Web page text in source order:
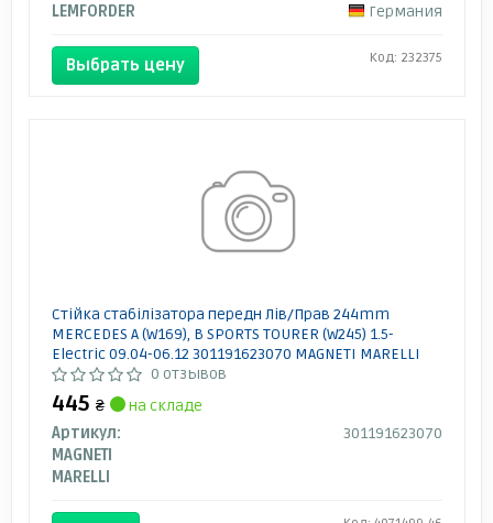
LEMFORDER
Германия
Выбрать цену Код: 232375
Стійка стабілізатора передн Лів/Прав 244mm
MERCEDES A (W169), B SPORTS TOURER (W245) 1.5-
Electric 09.04-06.12 301191623070 MAGNETI MARELLI
0 отзывов
445 ₴
на складе
Артикул:
301191623070
MAGNETI
MARELLI